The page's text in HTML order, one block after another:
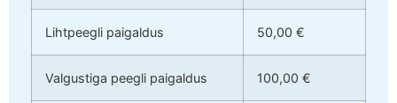
Lihtpeegli paigaldus 50,00 €
Valgustiga peegli paigaldus 100,00 €